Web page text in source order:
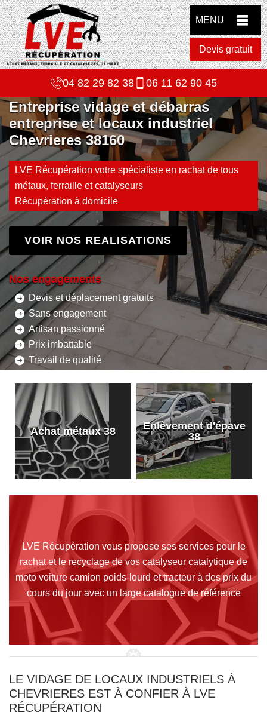
MENU
Devis gratuit
04 82 29 82 38 06 11 62 90 45
Entreprise vidage et débarras
entreprise et locaux industriel
Chevrieres 38160
LVE Récupération votre spécialiste en rachat de tous
métaux, ferraille et catalyseurs
Récupération à domicile
VOIR NOS REALISATIONS
Nos engagements
Devis et déplacement gratuits
Sans engagement
Artisan passionné
Prix imbattable
Travail de qualité
Achat métaux 38
Enlèvement d'épave
38
LVE Récupération vous propose ses services pour le
rachat et le recyclage de vos catalyseur catalytique de
moto voiture camion poids-lourd et tracteur à des prix du
cours du jour avec un large catalogue de référence
LE VIDAGE DE LOCAUX INDUSTRIELS À
CHEVRIERES EST À CONFIER À LVE
RÉCUPÉRATION